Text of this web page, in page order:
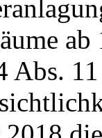
ab
Abs.